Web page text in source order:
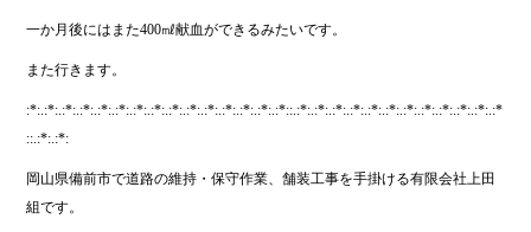
一か月後にはまた400㎖献血ができるみたいです。
また行きます。
:*:.:*:.:*:.:*:.:*:.:*:.:*:.:*:.:*:.:*:.:*:.:*:.:*:.:*:.:*::.:*:.:*:.:*:.:*:.:*:.:*:.:*:.:*:.:*:.:*:.:*:.:*
::.:*:.:*:
岡山県備前市で道路の維持・保守作業、舗装工事を手掛ける有限会社上田
組です。